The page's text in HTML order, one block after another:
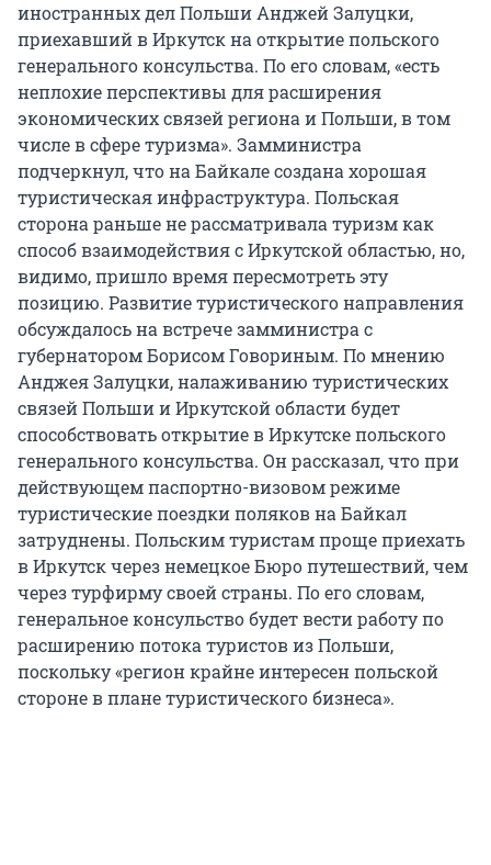
иностранных дел Польши Анджей Залуцки,
приехавший в Иркутск на открытие польского
генерального консульства. По его словам, «есть
неплохие перспективы для расширения
экономических связей региона и Польши, в том
числе в сфере туризма». Замминистра
подчеркнул, что на Байкале создана хорошая
туристическая инфраструктура. Польская
сторона раньше не рассматривала туризм как
способ взаимодействия с Иркутской областью, но,
видимо, пришло время пересмотреть эту
позицию. Развитие туристического направления
обсуждалось на встрече замминистра с
губернатором Борисом Говориным. По мнению
Анджея Залуцки, налаживанию туристических
связей Польши и Иркутской области будет
способствовать открытие в Иркутске польского
генерального консульства. Он рассказал, что при
действующем паспортно-визовом режиме
туристические поездки поляков на Байкал
затруднены. Польским туристам проще приехать
в Иркутск через немецкое Бюро путешествий, чем
через турфирму своей страны. По его словам,
генеральное консульство будет вести работу по
расширению потока туристов из Польши,
поскольку «регион крайне интересен польской
стороне в плане туристического бизнеса».